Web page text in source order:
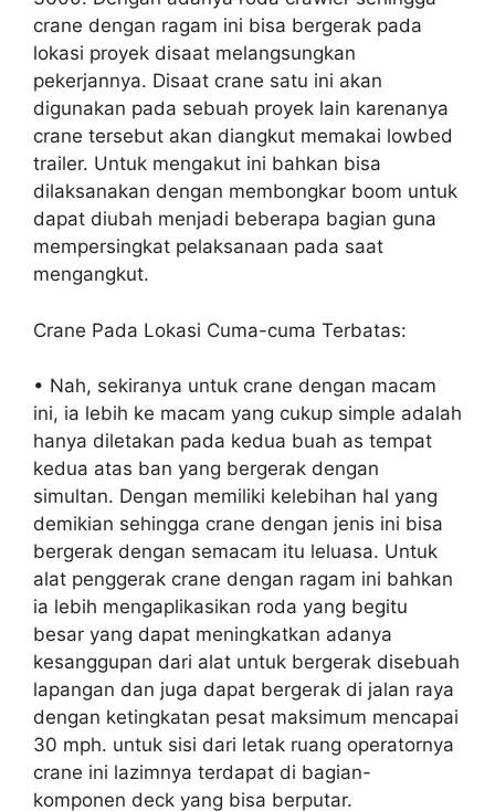
crane dengan ragam ini bisa bergerak pada
lokasi proyek disaat melangsungkan
pekerjannya. Disaat crane satu ini akan
digunakan pada sebuah proyek lain karenanya
crane tersebut akan diangkut memakai lowbed
trailer. Untuk mengakut ini bahkan bisa
dilaksanakan dengan membongkar boom untuk
dapat diubah menjadi beberapa bagian guna
mempersingkat pelaksanaan pada saat
mengangkut.
Crane Pada Lokasi Cuma-cuma Terbatas:
• Nah, sekiranya untuk crane dengan macam
ini, ia lebih ke macam yang cukup simple adalah
hanya diletakan pada kedua buah as tempat
kedua atas ban yang bergerak dengan
simultan. Dengan memiliki kelebihan hal yang
demikian sehingga crane dengan jenis ini bisa
bergerak dengan semacam itu leluasa. Untuk
alat penggerak crane dengan ragam ini bahkan
ia lebih mengaplikasikan roda yang begitu
besar yang dapat meningkatkan adanya
kesanggupan dari alat untuk bergerak disebuah
lapangan dan juga dapat bergerak di jalan raya
dengan ketingkatan pesat maksimum mencapai
30 mph. untuk sisi dari letak ruang operatornya
crane ini lazimnya terdapat di bagian-
komponen deck yang bisa berputar.